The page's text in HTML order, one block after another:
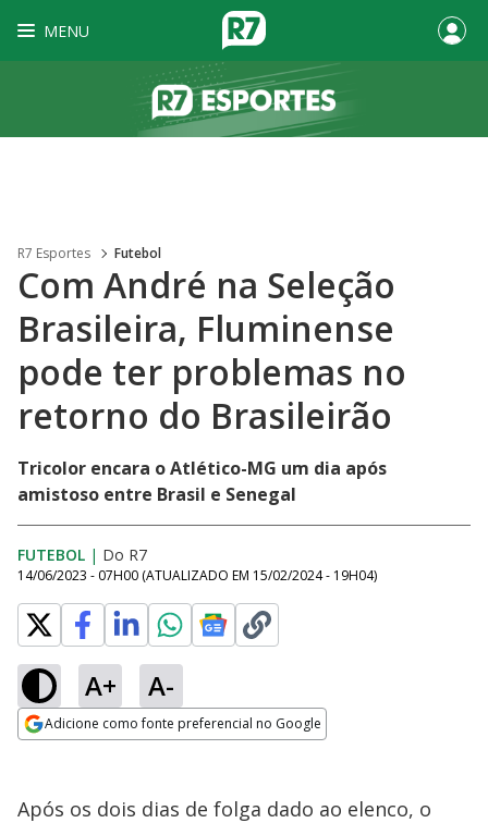
MENU
R7 Esportes Futebol
Com André na Seleção
Brasileira, Fluminense
pode ter problemas no
retorno do Brasileirão
Tricolor encara o Atlético-MG um dia após
amistoso entre Brasil e Senegal
FUTEBOL | Do R7
14/06/2023 - 07H00 (ATUALIZADO EM 15/02/2024 - 19H04)
A+ A-
Adicione como fonte preferencial no Google
Após os dois dias de folga dado ao elenco, o